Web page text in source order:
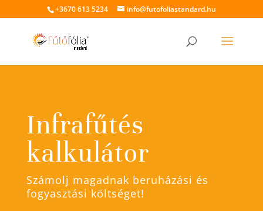
+3670 613 5234 info@futofoliastandard.hu
Infrafűtés
kalkulátor
Számolj magadnak beruházási és
fogyasztási költséget!